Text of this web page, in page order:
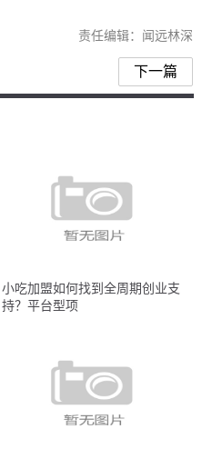
责任编辑：闻远林深
下一篇
小吃加盟如何找到全周期创业支
持？平台型项